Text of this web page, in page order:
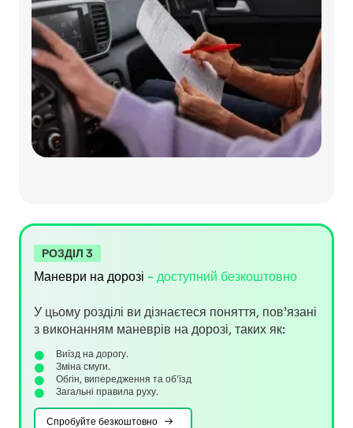
РОЗДІЛ 3
Маневри на дорозі - доступний безкоштовно
У цьому розділі ви дізнаєтеся поняття, пов’язані
з виконанням маневрів на дорозі, таких як:
Виїзд на дорогу.
Зміна смуги.
Обгін, випередження та об'їзд
Загальні правила руху.
Спробуйте безкоштовно